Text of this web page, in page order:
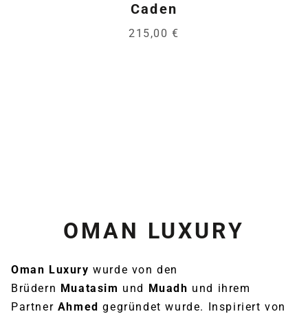
Caden
215,00 €
OMAN LUXURY
Oman Luxury wurde von den
Brüdern Muatasim und Muadh und ihrem
Partner Ahmed gegründet wurde. Inspiriert von